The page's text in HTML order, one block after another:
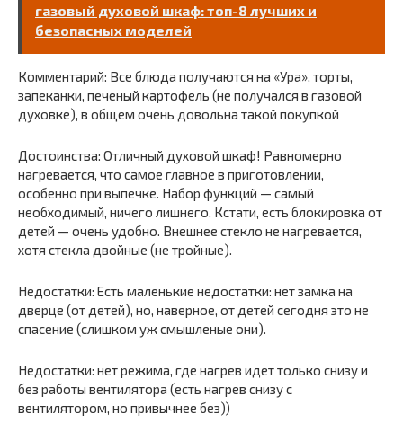
газовый духовой шкаф: топ-8 лучших и
безопасных моделей
Комментарий: Все блюда получаются на «Ура», торты,
запеканки, печеный картофель (не получался в газовой
духовке), в общем очень довольна такой покупкой
Достоинства: Отличный духовой шкаф! Равномерно
нагревается, что самое главное в приготовлении,
особенно при выпечке. Набор функций — самый
необходимый, ничего лишнего. Кстати, есть блокировка от
детей — очень удобно. Внешнее стекло не нагревается,
хотя стекла двойные (не тройные).
Недостатки: Есть маленькие недостатки: нет замка на
дверце (от детей), но, наверное, от детей сегодня это не
спасение (слишком уж смышленые они).
Недостатки: нет режима, где нагрев идет только снизу и
без работы вентилятора (есть нагрев снизу с
вентилятором, но привычнее без))